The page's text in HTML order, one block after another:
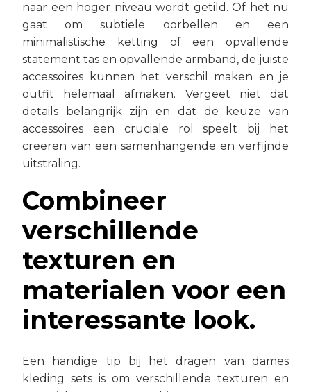
naar een hoger niveau wordt getild. Of het nu
gaat om subtiele oorbellen en een
minimalistische ketting of een opvallende
statement tas en opvallende armband, de juiste
accessoires kunnen het verschil maken en je
outfit helemaal afmaken. Vergeet niet dat
details belangrijk zijn en dat de keuze van
accessoires een cruciale rol speelt bij het
creëren van een samenhangende en verfijnde
uitstraling.
Combineer
verschillende
texturen en
materialen voor een
interessante look.
Een handige tip bij het dragen van dames
kleding sets is om verschillende texturen en